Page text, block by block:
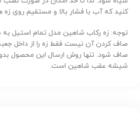
کنید که آب با فشار بالا و مستقیم روی زه
توجه: زه رکاب شاهین مدل تمام استیل
صاف کردن آن نیست فقط زه را از داخل
صاف شود. تنها روش ارسال این محصول
شیشه عقب شاهین است.